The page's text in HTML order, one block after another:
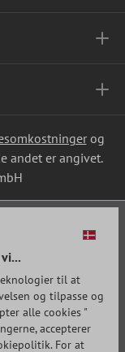
og
andet er angivet.
til at
og tilpasse og
alle cookies "
accepterer
For at